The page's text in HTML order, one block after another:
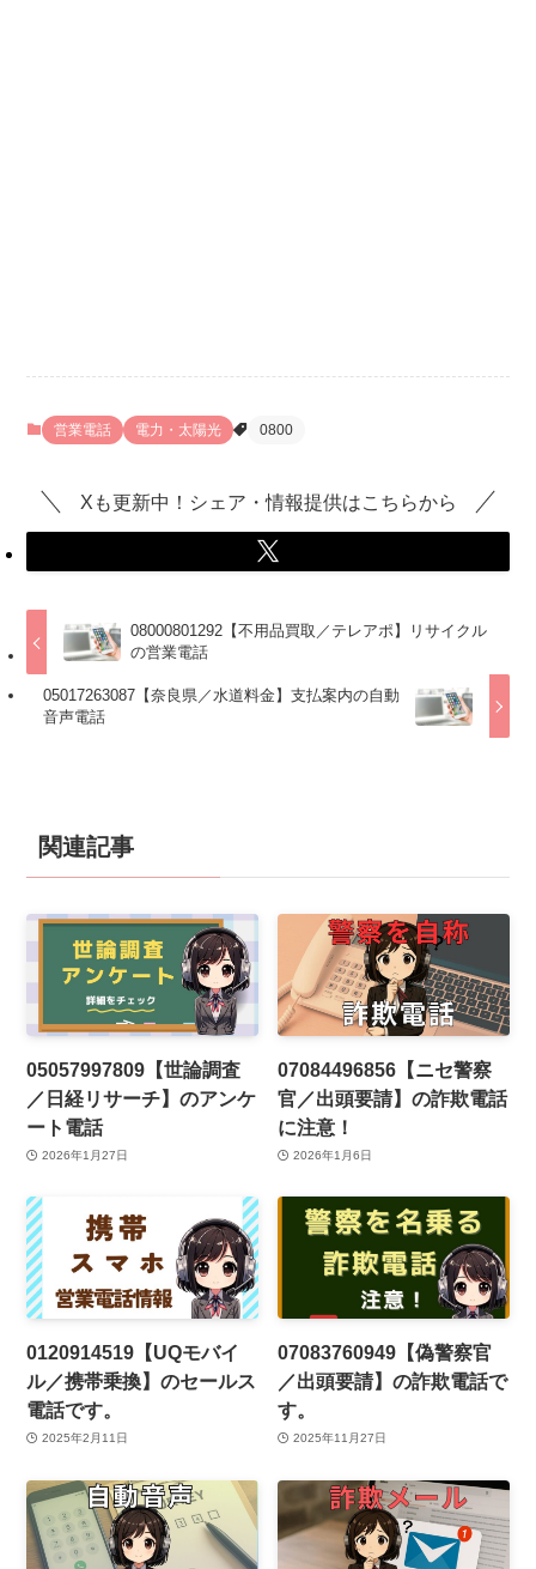
営業電話 電力・太陽光 0800
Xも更新中！シェア・情報提供はこちらから
08000801292【不用品買取／テレアポ】リサイクル
の営業電話
05017263087【奈良県／水道料金】支払案内の自動
音声電話
関連記事
05057997809【世論調査
／日経リサーチ】のアンケ
ート電話
2026年1月27日
07084496856【ニセ警察
官／出頭要請】の詐欺電話
に注意！
2026年1月6日
0120914519【UQモバイ
ル／携帯乗換】のセールス
電話です。
2025年2月11日
07083760949【偽警察官
／出頭要請】の詐欺電話で
す。
2025年11月27日